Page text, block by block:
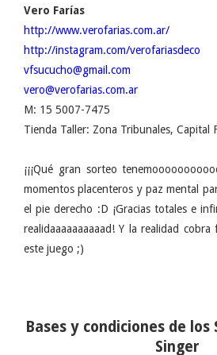
Vero Farías
http://www.verofarias.com.ar/
http://instagram.com/verofariasdeco
vfsucucho@gmail.com
vero@verofarias.com.ar
M: 15 5007-7475
Tienda Taller: Zona Tribunales, Capital
¡¡¡Qué gran sorteo
momentos placenteros y paz mental
el pie derecho :D ¡Gracias totales e
realidaaaaaaaaaad! Y la realidad
este juego ;)
Bases y condiciones de
Singer